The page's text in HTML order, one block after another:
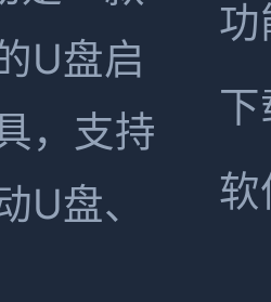
U盘启
，支持
U盘、
功
软